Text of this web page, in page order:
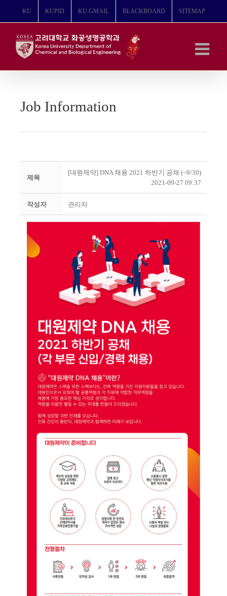
뛰
KU KUPID KU GMAIL BLACKBOARD SITEMAP
Job Information
제목
[대원제약] DNA 채용 2021 하반기 공채 (~9/30)
2021-09-27 09:37
작성자 관리자